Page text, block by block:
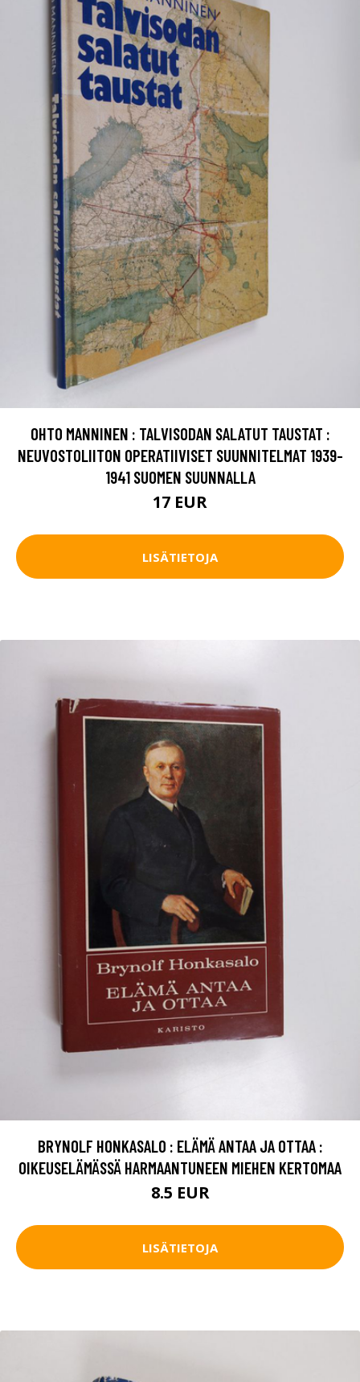
OHTO MANNINEN : TALVISODAN SALATUT TAUSTAT :
NEUVOSTOLIITON OPERATIIVISET SUUNNITELMAT 1939-
1941 SUOMEN SUUNNALLA
17 EUR
LISÄTIETOJA
BRYNOLF HONKASALO : ELÄMÄ ANTAA JA OTTAA :
OIKEUSELÄMÄSSÄ HARMAANTUNEEN MIEHEN KERTOMAA
8.5 EUR
LISÄTIETOJA